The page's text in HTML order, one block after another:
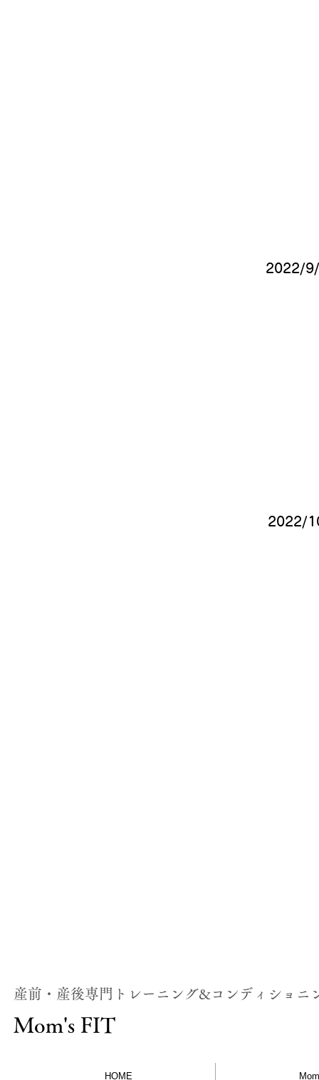
​2022/
​2022/
産前・産後専門トレーニング&コンディショニ
Mom's FIT
HOME